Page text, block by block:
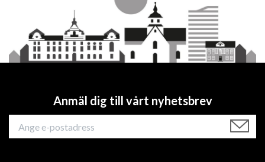
Anmäl dig till vårt nyhetsbrev